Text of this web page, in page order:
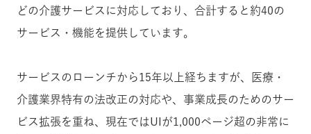
どの介護サービスに対応しており、合計すると約40の
サービス・機能を提供しています。
サービスのローンチから15年以上経ちますが、医療・
介護業界特有の法改正の対応や、事業成長のためのサー
ビス拡張を重ね、現在ではUIが1,000ページ超の非常に